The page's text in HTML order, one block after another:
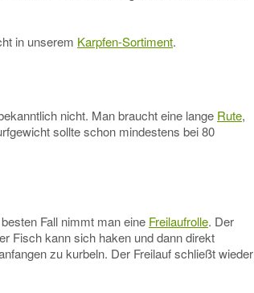
in unserem Karpfen-Sortiment.
nicht. Man braucht eine lange Rute,
sollte schon mindestens bei 80
Fall nimmt man eine Freilaufrolle. Der
Fisch kann sich haken und dann direkt
zu kurbeln. Der Freilauf schließt wieder